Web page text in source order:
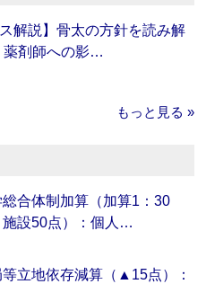
解説】骨太の方針を読み解
薬剤師への影…
もっと見る »
総合体制加算（加算1：30
施設50点）：個人…
等立地依存減算（▲15点）：